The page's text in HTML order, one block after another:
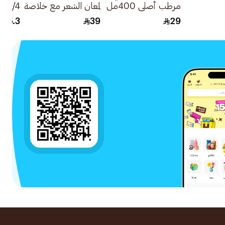
مرطب أصلي 400مل
29
لمعان الشعر مع خلاصة
زيت الأرجان المغربي
39 60مل
25.3